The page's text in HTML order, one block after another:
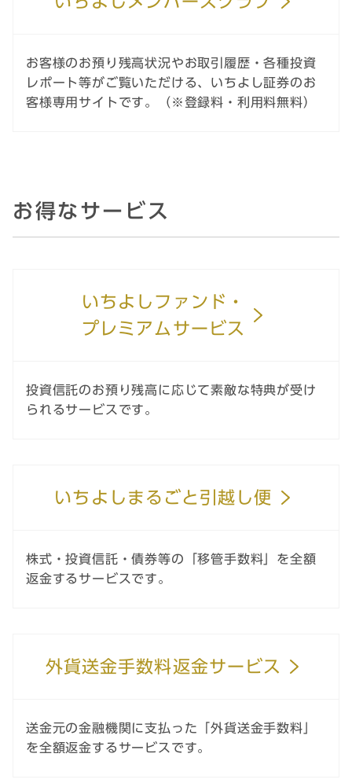
お客様のお預り残高状況やお取引履歴・各種投資
レポート等がご覧いただける、いちよし証券のお
客様専用サイトです。（※登録料・利用料無料）
お得なサービス
いちよしファンド・
プレミアムサービス
投資信託のお預り残高に応じて素敵な特典が受け
られるサービスです。
いちよしまるごと引越し便
株式・投資信託・債券等の「移管手数料」を全額
返金するサービスです。
外貨送金手数料返金サービス
送金元の金融機関に支払った「外貨送金手数料」
を全額返金するサービスです。